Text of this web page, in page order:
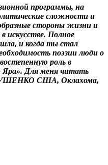
программы, на
сложности и
стороны жизни и
искусстве. Полное
и когда ты стал
поэзии люди о
роль в
Яра». Для меня читать
США, Оклахома,